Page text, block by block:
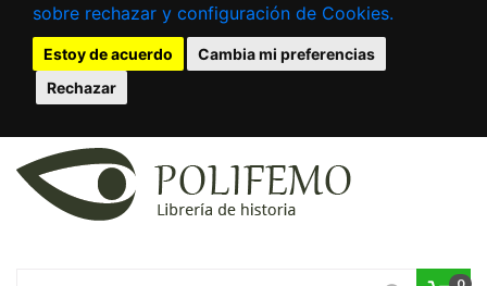
sobre rechazar y configuración de Cookies.
Estoy de acuerdo
Cambia mi preferencias
Rechazar